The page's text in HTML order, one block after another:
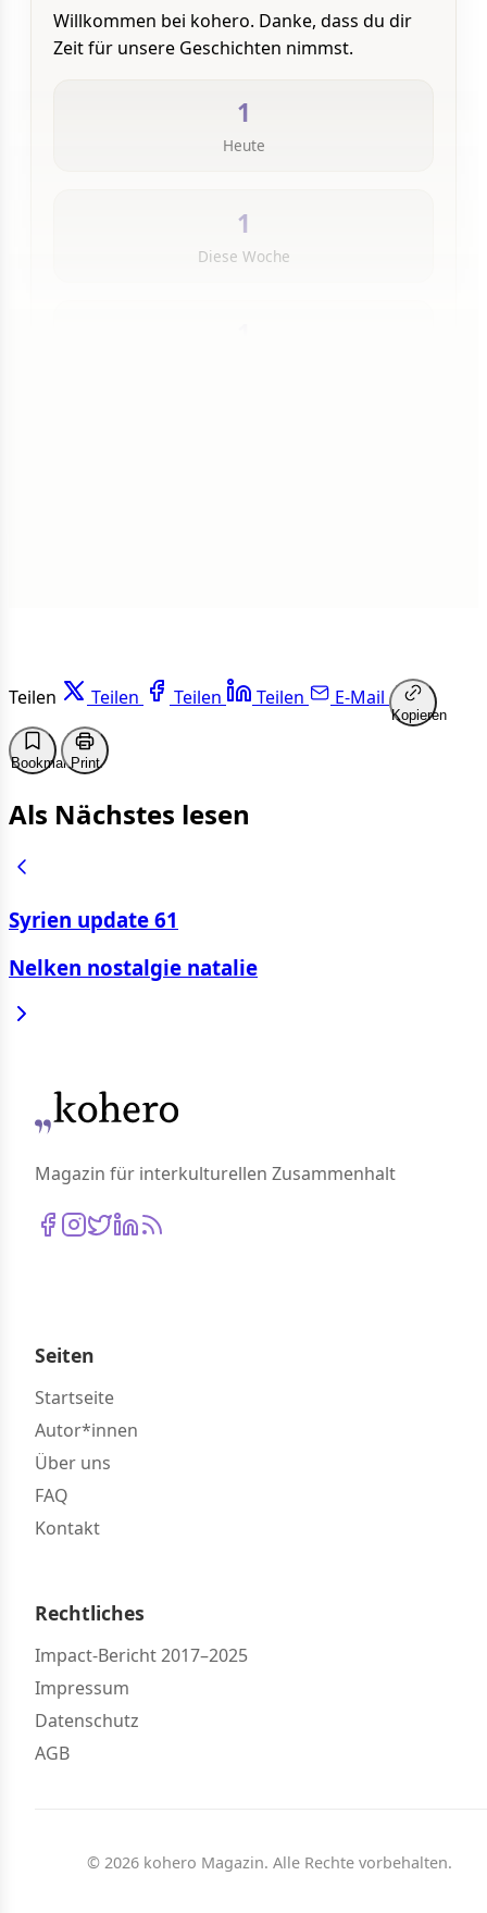
Willkommen bei kohero. Danke, dass du dir
Zeit für unsere Geschichten nimmst.
1
Heute
1
Diese Woche
Teilen Teilen Teilen Teilen E-Mail
Kopieren
BookmarkPrint
Als Nächstes lesen
Syrien update 61
Nelken nostalgie natalie
Magazin für interkulturellen Zusammenhalt
Seiten
Startseite
Autor*innen
Über uns
FAQ
Kontakt
Rechtliches
Impact-Bericht 2017–2025
Impressum
Datenschutz
AGB
© 2026 kohero Magazin. Alle Rechte vorbehalten.